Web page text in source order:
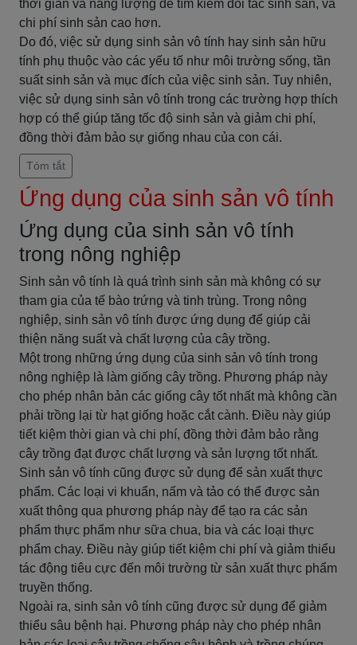
thời gian và năng lượng để tìm kiếm đối tác sinh sản, và
chi phí sinh sản cao hơn.
Do đó, việc sử dụng sinh sản vô tính hay sinh sản hữu
tính phụ thuộc vào các yếu tố như môi trường sống, tần
suất sinh sản và mục đích của việc sinh sản. Tuy nhiên,
việc sử dụng sinh sản vô tính trong các trường hợp thích
hợp có thể giúp tăng tốc độ sinh sản và giảm chi phí,
đồng thời đảm bảo sự giống nhau của con cái.
Tóm tắt
Ứng dụng của sinh sản vô tính
Ứng dụng của sinh sản vô tính
trong nông nghiệp
Sinh sản vô tính là quá trình sinh sản mà không có sự
tham gia của tế bào trứng và tinh trùng. Trong nông
nghiệp, sinh sản vô tính được ứng dụng để giúp cải
thiện năng suất và chất lượng của cây trồng.
Một trong những ứng dụng của sinh sản vô tính trong
nông nghiệp là làm giống cây trồng. Phương pháp này
cho phép nhân bản các giống cây tốt nhất mà không cần
phải trồng lại từ hạt giống hoặc cắt cành. Điều này giúp
tiết kiệm thời gian và chi phí, đồng thời đảm bảo rằng
cây trồng đạt được chất lượng và sản lượng tốt nhất.
Sinh sản vô tính cũng được sử dụng để sản xuất thực
phẩm. Các loại vi khuẩn, nấm và tảo có thể được sản
xuất thông qua phương pháp này để tạo ra các sản
phẩm thực phẩm như sữa chua, bia và các loại thực
phẩm chay. Điều này giúp tiết kiệm chi phí và giảm thiểu
tác động tiêu cực đến môi trường từ sản xuất thực phẩm
truyền thống.
Ngoài ra, sinh sản vô tính cũng được sử dụng để giảm
thiểu sâu bệnh hại. Phương pháp này cho phép nhân